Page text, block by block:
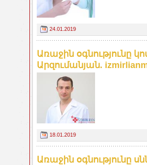
24.01.2019
Առաջին օգնությունը
Արզումանյան.
18.01.2019
Առաջին օգնությունը